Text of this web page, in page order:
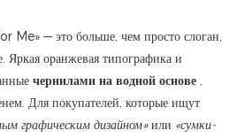
Me» — это больше, чем просто слоган,
Яркая оранжевая типографика и
чернилами на водной основе ,
Для покупателей, которые ищут
графическим дизайном»или «сумки-